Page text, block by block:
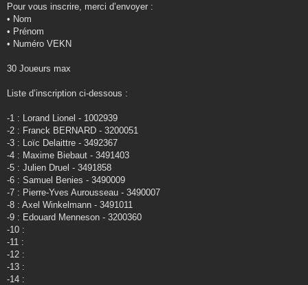
Pour vous inscrire, merci d’envoyer :
• Nom
• Prénom
• Numéro VEKN
30 Joueurs max
Liste d’inscription ci-dessous :
-1 : Lorand Lionel - 1002939
-2 : Franck BERNARD - 3200051
-3 : Loïc Delaittre - 3492367
-4 : Maxime Biebaut - 3491403
-5 : Julien Druel - 3491858
-6 : Samuel Benies - 3490009
-7 : Pierre-Yves Aurousseau - 3490007
-8 : Axel Winkelmann - 3491011
-9 : Edouard Menneson - 3200360
-10 :
-11 :
-12 :
-13 :
-14 :